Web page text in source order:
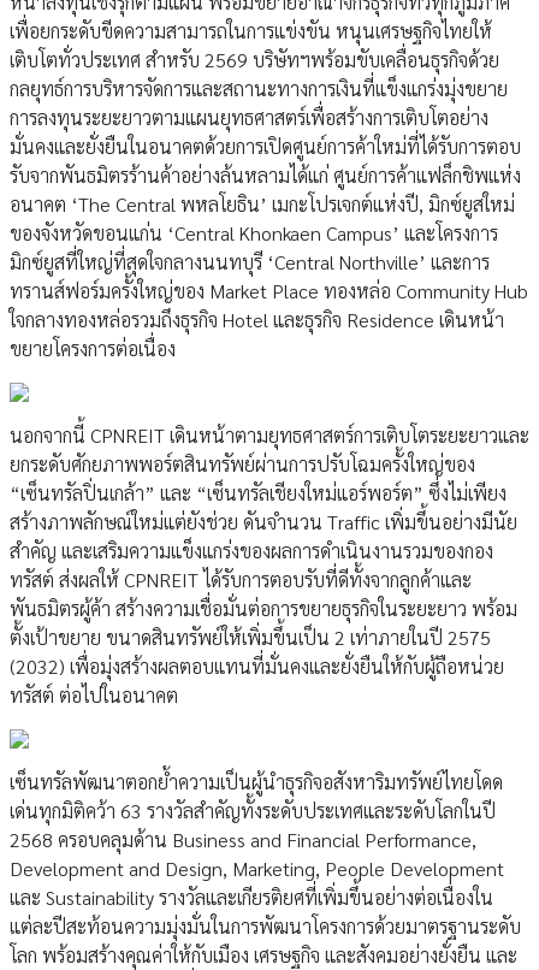
เพื่อยกระดับขีดความสามารถในการแข่งขัน หนุนเศรษฐกิจไทยให้
เติบโตทั่วประเทศ สำหรับ 2569 บริษัทฯพร้อมขับเคลื่อนธุรกิจด้วย
กลยุทธ์การบริหารจัดการและสถานะทางการเงินที่แข็งแกร่งมุ่งขยาย
การลงทุนระยะยาวตามแผนยุทธศาสตร์เพื่อสร้างการเติบโตอย่าง
มั่นคงและยั่งยืนในอนาคตด้วยการเปิดศูนย์การค้าใหม่ที่ได้รับการตอบ
รับจากพันธมิตรร้านค้าอย่างล้นหลามได้แก่ ศูนย์การค้าแฟล็กชิพแห่ง
อนาคต ‘The Central พหลโยธิน’ เมกะโปรเจกต์แห่งปี, มิกซ์ยูสใหม่
ของจังหวัดขอนแก่น ‘Central Khonkaen Campus’ และโครงการ
มิกซ์ยูสที่ใหญ่ที่สุดใจกลางนนทบุรี ‘Central Northville’ และการ
ทรานส์ฟอร์มครั้งใหญ่ของ Market Place ทองหล่อ Community Hub
ใจกลางทองหล่อรวมถึงธุรกิจ Hotel และธุรกิจ Residence เดินหน้า
ขยายโครงการต่อเนื่อง
นอกจากนี้ CPNREIT เดินหน้าตามยุทธศาสตร์การเติบโตระยะยาวและ
ยกระดับศักยภาพพอร์ตสินทรัพย์ผ่านการปรับโฉมครั้งใหญ่ของ
“เซ็นทรัลปิ่นเกล้า” และ “เซ็นทรัลเชียงใหม่แอร์พอร์ต” ซึ่งไม่เพียง
สร้างภาพลักษณ์ใหม่แต่ยังช่วย ดันจำนวน Traffic เพิ่มขึ้นอย่างมีนัย
สำคัญ และเสริมความแข็งแกร่งของผลการดำเนินงานรวมของกอง
ทรัสต์ ส่งผลให้ CPNREIT ได้รับการตอบรับที่ดีทั้งจากลูกค้าและ
พันธมิตรผู้ค้า สร้างความเชื่อมั่นต่อการขยายธุรกิจในระยะยาว พร้อม
ตั้งเป้าขยาย ขนาดสินทรัพย์ให้เพิ่มขึ้นเป็น 2 เท่าภายในปี 2575
(2032) เพื่อมุ่งสร้างผลตอบแทนที่มั่นคงและยั่งยืนให้กับผู้ถือหน่วย
ทรัสต์ ต่อไปในอนาคต
เซ็นทรัลพัฒนาตอกย้ำความเป็นผู้นำธุรกิจอสังหาริมทรัพย์ไทยโดด
เด่นทุกมิติคว้า 63 รางวัลสำคัญทั้งระดับประเทศและระดับโลกในปี
2568 ครอบคลุมด้าน Business and Financial Performance,
Development and Design, Marketing, People Development
และ Sustainability รางวัลและเกียรติยศที่เพิ่มขึ้นอย่างต่อเนื่องใน
แต่ละปีสะท้อนความมุ่งมั่นในการพัฒนาโครงการด้วยมาตรฐานระดับ
โลก พร้อมสร้างคุณค่าให้กับเมือง เศรษฐกิจ และสังคมอย่างยั่งยืน และ